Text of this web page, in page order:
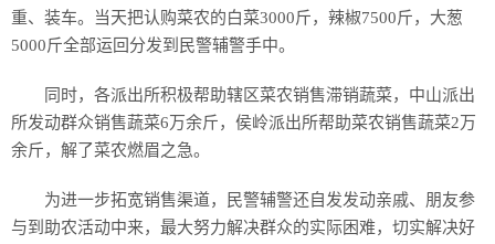
重、装车。当天把认购菜农的白菜3000斤，辣椒7500斤，大葱
5000斤全部运回分发到民警辅警手中。
同时，各派出所积极帮助辖区菜农销售滞销蔬菜，中山派出
所发动群众销售蔬菜6万余斤，侯岭派出所帮助菜农销售蔬菜2万
余斤，解了菜农燃眉之急。
为进一步拓宽销售渠道，民警辅警还自发发动亲戚、朋友参
与到助农活动中来，最大努力解决群众的实际困难，切实解决好